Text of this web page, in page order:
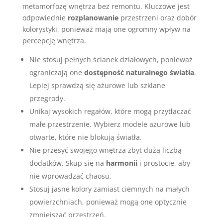
metamorfozę wnętrza bez remontu. Kluczowe jest
odpowiednie rozplanowanieprzestrzeni oraz dobór
kolorystyki, ponieważ mają one ogromny wpływ na
percepcję wnętrza.
Nie stosuj pełnych ścianek działowych, ponieważ
ograniczają one dostępność naturalnego światła.
Lepiej sprawdzą się ażurowe lub szklane
przegrody.
Unikaj wysokich regałów, które mogą przytłaczać
małe przestrzenie. Wybierz modele ażurowe lub
otwarte, które nie blokują światła.
Nie przesyć swojego wnętrza zbyt dużą liczbą
dodatków. Skup się na harmoniii prostocie, aby
nie wprowadzać chaosu.
Stosuj jasne kolory zamiast ciemnych na małych
powierzchniach, ponieważ mogą one optycznie
zmniejszać przestrzeń.